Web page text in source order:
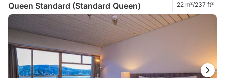
Queen Standard (Standard Queen) 22 m²/237 ft²